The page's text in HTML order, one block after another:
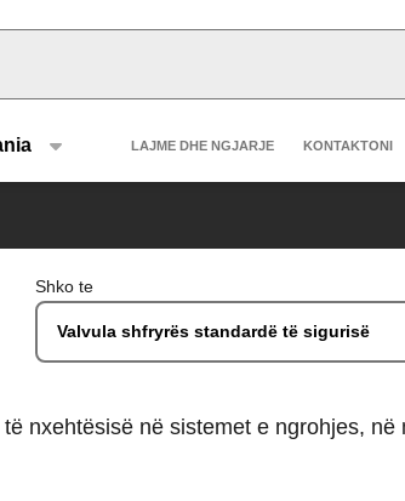
Header
LAJME DHE NGJARJE KONTAKTONI
Shko te
Valvula shfryrës standardë të sigurisë
nxehtësisë në sistemet e ngrohjes,